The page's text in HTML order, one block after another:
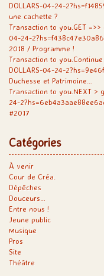
DOLLARS-04-24-
une cachette ?
Transaction to you.GET
04-24-
2018 / Programme !
Transaction to
DOLLARS-04-24-
Duchesse et Patrimoine…
Transaction to you.NEXT >
24-
#2017
Catégories
À venir
Cour de Créa.
Dépêches
Douceurs…
Entre nous !
Jeune public
Musique
Pros
Site
Théâtre